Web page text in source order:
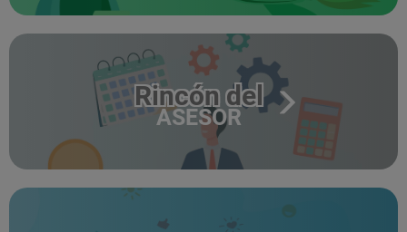
Rincón del
ASESOR